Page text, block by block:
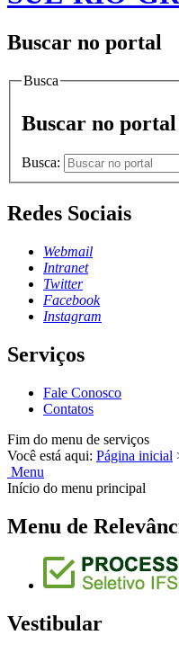
Buscar no portal
Busca
Buscar no portal
Busca:
Redes Sociais
Webmail
Intranet
Twitter
Facebook
Instagram
Serviços
Fale Conosco
Contatos
Fim do menu de serviços
Você está aqui: Página inicial
Menu
Início do menu principal
Menu de
Vestibular